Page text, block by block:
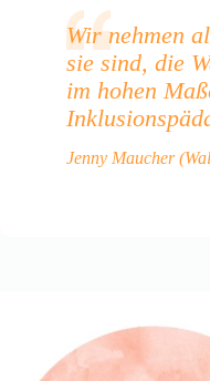
Wir nehmen
sie sind, die
im hohen
Jenny Maucher